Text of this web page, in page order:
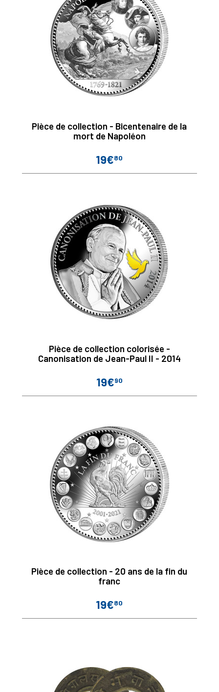
Pièce de collection - Bicentenaire de la
mort de Napoléon
Prix
19€80
Pièce de collection colorisée -
Canonisation de Jean-Paul II - 2014
Prix
19€90
Pièce de collection - 20 ans de la fin du
franc
Prix
19€80